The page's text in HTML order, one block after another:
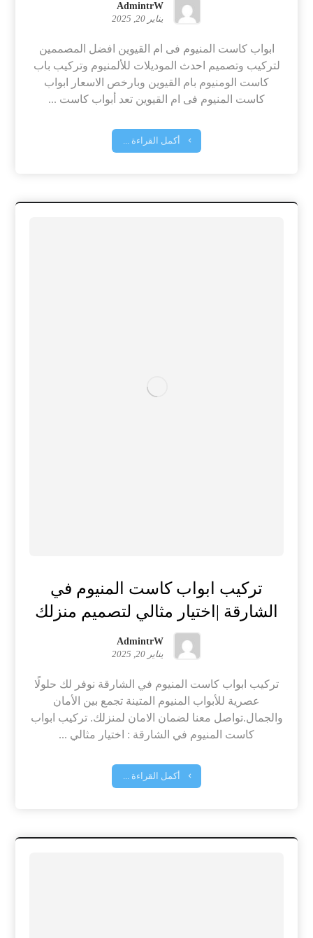
AdmintrW
يناير 20, 2025
ابواب كاست المنيوم فى ام القيوين افضل المصممين
لتركيب وتصميم احدث الموديلات للألمنيوم وتركيب باب
كاست الومنيوم بام القيوين وبارخص الاسعار ابواب
كاست المنيوم فى ام القيوين تعد أبواب كاست ...
أكمل القراءة ...
تركيب ابواب كاست المنيوم في
الشارقة |اختيار مثالي لتصميم منزلك
AdmintrW
يناير 20, 2025
تركيب ابواب كاست المنيوم في الشارقة نوفر لك حلولًا
عصرية للأبواب المنيوم المتينة تجمع بين الأمان
والجمال.تواصل معنا لضمان الامان لمنزلك. تركيب ابواب
كاست المنيوم في الشارقة : اختيار مثالي ...
أكمل القراءة ...